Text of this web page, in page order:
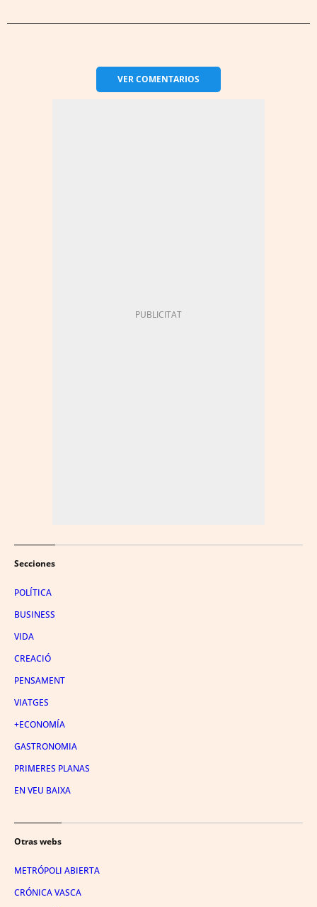
VERCOMENTARIOS
Secciones
POLÍTICA
BUSINESS
VIDA
CREACIÓ
PENSAMENT
VIATGES
+ECONOMÍA
GASTRONOMIA
PRIMERES PLANAS
EN VEU BAIXA
Otras webs
METRÓPOLI ABIERTA
CRÓNICA VASCA